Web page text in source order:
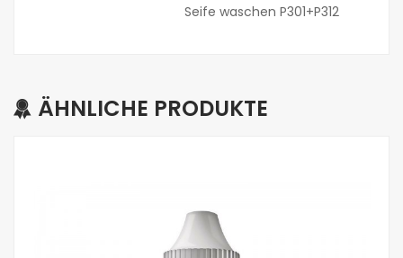
Seife waschen P301+P312
ÄHNLICHE PRODUKTE